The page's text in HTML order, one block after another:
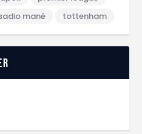
mané tottenham